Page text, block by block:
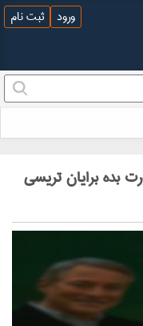
ورود ثبت نام
بده برایان تریسی